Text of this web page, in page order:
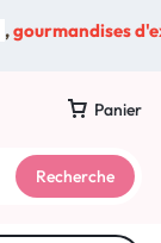
,gourmandises
Panier
Recherche